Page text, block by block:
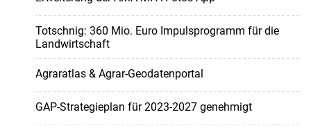
Totschnig: 360 Mio. Euro Impulsprogramm für die
Landwirtschaft
Agraratlas & Agrar-Geodatenportal
GAP-Strategieplan für 2023-2027 genehmigt